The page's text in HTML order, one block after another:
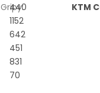
440
1152
642
451
831
70
Gripy: KTM